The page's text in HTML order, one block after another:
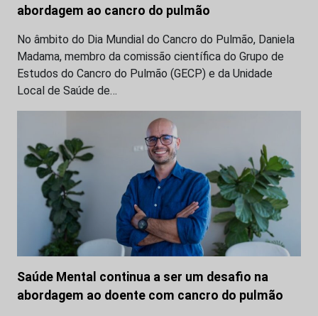
abordagem ao cancro do pulmão
No âmbito do Dia Mundial do Cancro do Pulmão, Daniela
Madama, membro da comissão científica do Grupo de
Estudos do Cancro do Pulmão (GECP) e da Unidade
Local de Saúde de…
Saúde Mental continua a ser um desafio na
abordagem ao doente com cancro do pulmão